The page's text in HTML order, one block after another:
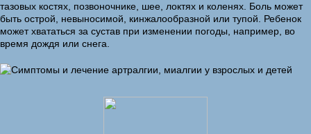
тазовых костях, позвоночнике, шее, локтях и коленях. Боль может
быть острой, невыносимой, кинжалообразной или тупой. Ребенок
может хвататься за сустав при изменении погоды, например, во
время дождя или снега.